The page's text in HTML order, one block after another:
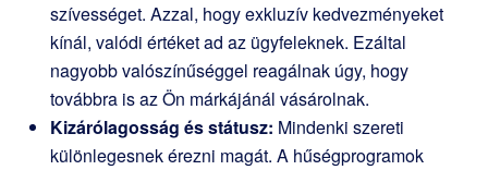
szívességet. Azzal, hogy exkluzív kedvezményeket
kínál, valódi értéket ad az ügyfeleknek. Ezáltal
nagyobb valószínűséggel reagálnak úgy, hogy
továbbra is az Ön márkájánál vásárolnak.
Kizárólagosság és státusz: Mindenki szereti
különlegesnek érezni magát. A hűségprogramok